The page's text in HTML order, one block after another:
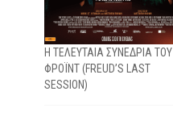
Η ΤΕΛΕΥΤΑΙΑ ΣΥΝΕΔΡΙΑ ΤΟΥ
ΦΡΟΪΝΤ (FREUD’S LAST
SESSION)